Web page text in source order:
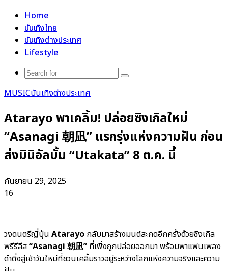
Home
บันเทิงไทย
บันเทิงต่างประเทศ
Lifestyle
Search
MUSICบันเทิงต่างประเทศ
Atarayo พาเคลิ้ม! ปล่อยซิงเกิลใหม่
“Asanagi 朝凪” แรกรุ่งแห่งความฝัน ก่อน
ส่งมินิอัลบั้ม “Utakata” 8 ต.ค. นี้
กันยายน 29, 2025
16
วงดนตรีญี่ปุ่น Atarayo กลับมาสร้างมนต์สะกดอีกครั้งด้วยซิงเกิล
พรีรีลีส“Asanagi 朝凪” ที่เพิ่งถูกปล่อยออกมา พร้อมพาแฟนเพลง
ดำดิ่งสู่เช้าวันใหม่ที่ชวนเคลิ้มราวอยู่ระหว่างโลกแห่งความจริงและความ